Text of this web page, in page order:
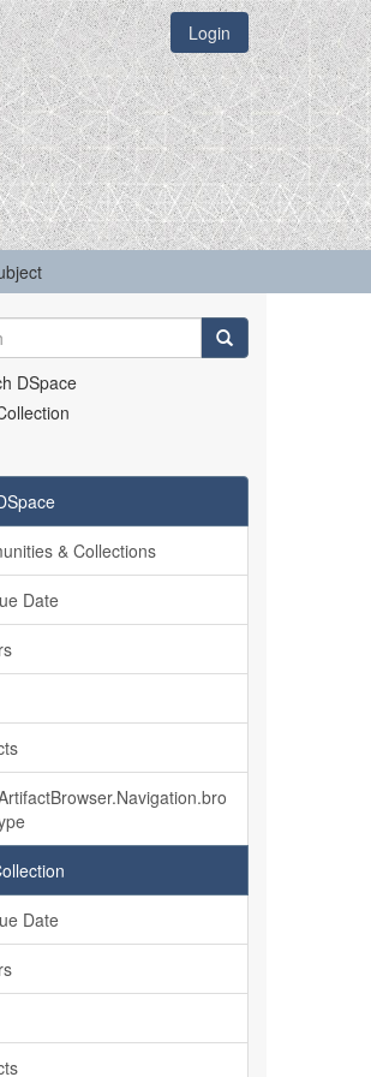
Login
DSpace
& Collections
Date
Date